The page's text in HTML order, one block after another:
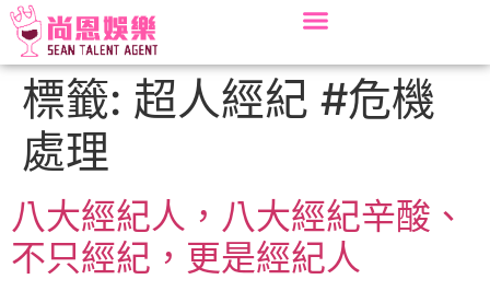
標籤: 超人經紀 #危機
處理
八大經紀人，八大經紀辛酸、
不只經紀，更是經紀人